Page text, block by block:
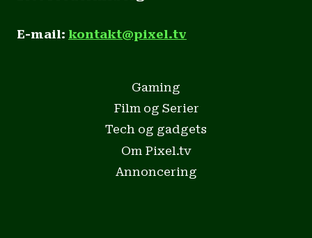
E-mail: kontakt@pixel.tv
Gaming
Film og Serier
Tech og gadgets
Om Pixel.tv
Annoncering